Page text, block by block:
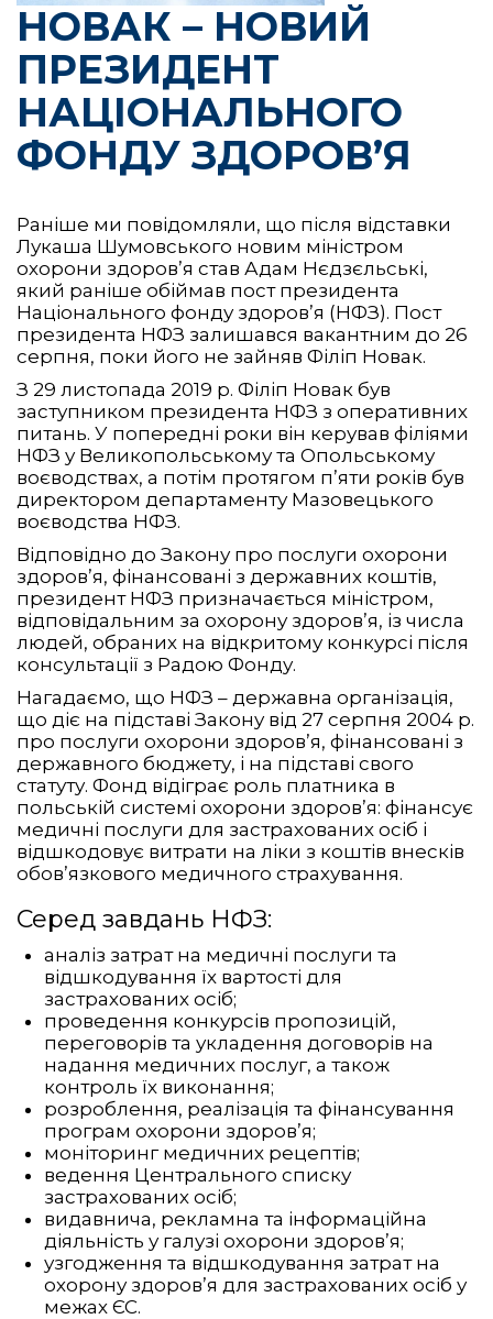
НОВАК – НОВИЙ
ПРЕЗИДЕНТ
НАЦІОНАЛЬНОГО
ФОНДУ ЗДОРОВ’Я
Раніше ми повідомляли, що після відставки
Лукаша Шумовського новим міністром
охорони здоров’я став Адам Нєдзєльські,
який раніше обіймав пост президента
Національного фонду здоров’я (НФЗ). Пост
президента НФЗ залишався вакантним до 26
серпня, поки його не зайняв Філіп Новак.
З 29 листопада 2019 р. Філіп Новак був
заступником президента НФЗ з оперативних
питань. У попередні роки він керував філіями
НФЗ у Великопольському та Опольському
воєводствах, а потім протягом п’яти років був
директором департаменту Мазовецького
воєводства НФЗ.
Відповідно до Закону про послуги охорони
здоров’я, фінансовані з державних коштів,
президент НФЗ призначається міністром,
відповідальним за охорону здоров’я, із числа
людей, обраних на відкритому конкурсі після
консультації з Радою Фонду.
Нагадаємо, що НФЗ – державна організація,
що діє на підставі Закону від 27 серпня 2004 р.
про послуги охорони здоров’я, фінансовані з
державного бюджету, і на підставі свого
статуту. Фонд відіграє роль платника в
польській системі охорони здоров’я: фінансує
медичні послуги для застрахованих осіб і
відшкодовує витрати на ліки з коштів внесків
обов’язкового медичного страхування.
Серед завдань НФЗ:
аналіз затрат на медичні послуги та
відшкодування їх вартості для
застрахованих осіб;
проведення конкурсів пропозицій,
переговорів та укладення договорів на
надання медичних послуг, а також
контроль їх виконання;
розроблення, реалізація та фінансування
програм охорони здоров’я;
моніторинг медичних рецептів;
ведення Центрального списку
застрахованих осіб;
видавнича, рекламна та інформаційна
діяльність у галузі охорони здоров’я;
узгодження та відшкодування затрат на
охорону здоров’я для застрахованих осіб у
межах ЄС.